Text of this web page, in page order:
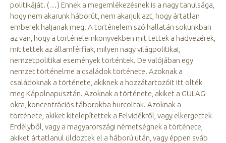
politikáját. (…) Ennek a megemlékezésnek is a nagy tanulsága,
hogy nem akarunk háborút, nem akarjuk azt, hogy ártatlan
emberek haljanak meg. A történelem szó hallatán sokunkban
az van, hogy a történelemkönyvekben mit tettek a hadvezérek,
mit tettek az államférfiak, milyen nagy világpolitikai,
nemzetpolitikai események történtek. De valójában egy
nemzet történelme a családok története. Azoknak a
családoknak a története, akiknek a hozzátartozóit itt ölték
meg Kápolnapusztán. Azoknak a története, akiket a GULAG-
okra, koncentrációs táborokba hurcoltak. Azoknak a
története, akiket kitelepítettek a Felvidékről, vagy elkergettek
Erdélyből, vagy a magyarországi németségnek a története,
akiket ártatlanul üldöztek el a háború után, vagy éppen sváb